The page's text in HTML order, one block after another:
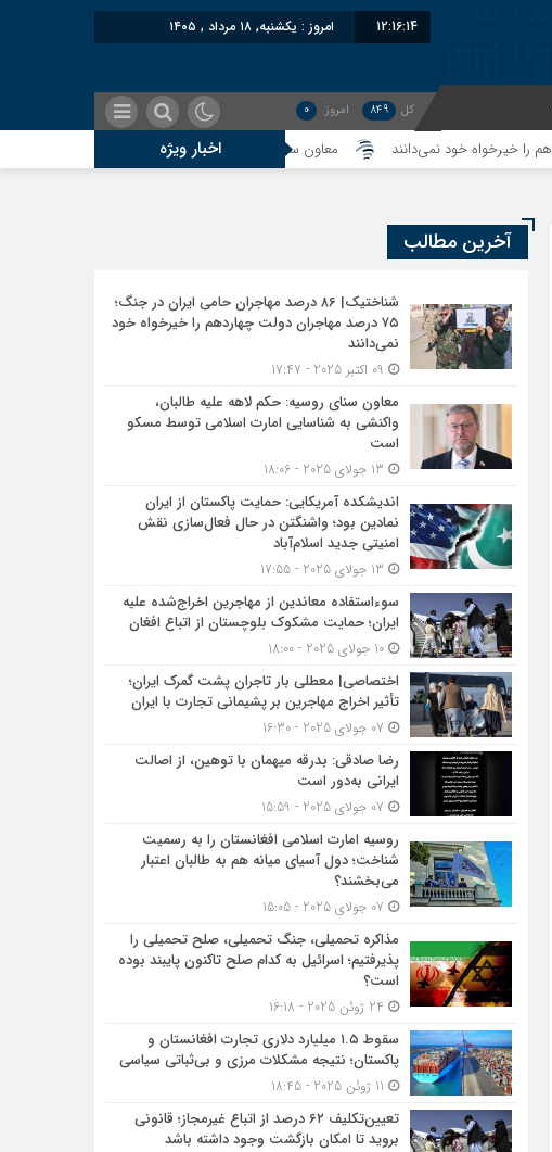
12:16:15 امروز : یکشنبه, ۱۸ مرداد , ۱۴۰۵
کل 849 امروز 0
اخبار ویژه
معاون سنای روسیه: حکم لاهه علیه طالبان، واکنشی به شناسایی امارت
آخرین مطالب
شناختیک| ۸۶ درصد مهاجران حامی ایران در جنگ؛
۷۵ درصد مهاجران دولت چهاردهم را خیرخواه خود
نمی‌دانند
معاون سنای روسیه: حکم لاهه علیه طالبان،
واکنشی به شناسایی امارت اسلامی توسط مسکو
است
اندیشکده آمریکایی: حمایت پاکستان از ایران
نمادین بود؛ واشنگتن در حال فعال‌سازی نقش
امنیتی جدید اسلام‌آباد
سوءاستفاده معاندین از مهاجرین اخراج‌شده علیه
ایران؛ حمایت مشکوک بلوچستان از اتباع افغان
10 جولای 2025 - 18:00
اختصاصی| معطلی بار تاجران پشت گمرک ایران؛
تأثیر اخراج مهاجرین بر پشیمانی تجارت با ایران
رضا صادقی: بدرقه میهمان با توهین، از اصالت
ایرانی به‌دور است
روسیه امارت اسلامی افغانستان را به رسمیت
شناخت؛ دول آسیای میانه هم به طالبان اعتبار
می‎‌بخشند؟
مذاکره تحمیلی، جنگ تحمیلی، صلح تحمیلی را
پذیرفتیم؛ اسرائیل به کدام صلح تاکنون پایبند بوده
است؟
سقوط ۱.۵ میلیارد دلاری تجارت افغانستان و
پاکستان؛ نتیجه مشکلات مرزی و بی‌ثباتی سیاسی
تعیین‌تکلیف ۶۲ درصد از اتباع غیرمجاز؛ قانونی
بروید تا امکان بازگشت وجود داشته باشد